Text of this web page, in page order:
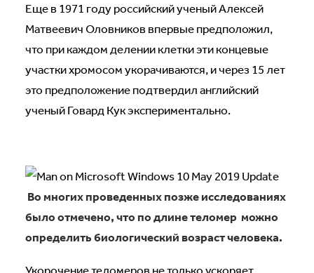
Еще в 1971 году российский ученый Алексей
Матвеевич Оловников впервые предположил,
что при каждом делении клетки эти концевые
участки хромосом укорачиваются, и через 15 лет
это предположение подтвердил английский
ученый Говард Кук экспериментально.
Во многих проведенных позже исследованиях
было отмечено, что по длине теломер можно
определить биологический возраст человека.
Укорочение теломеров не только ускоряет